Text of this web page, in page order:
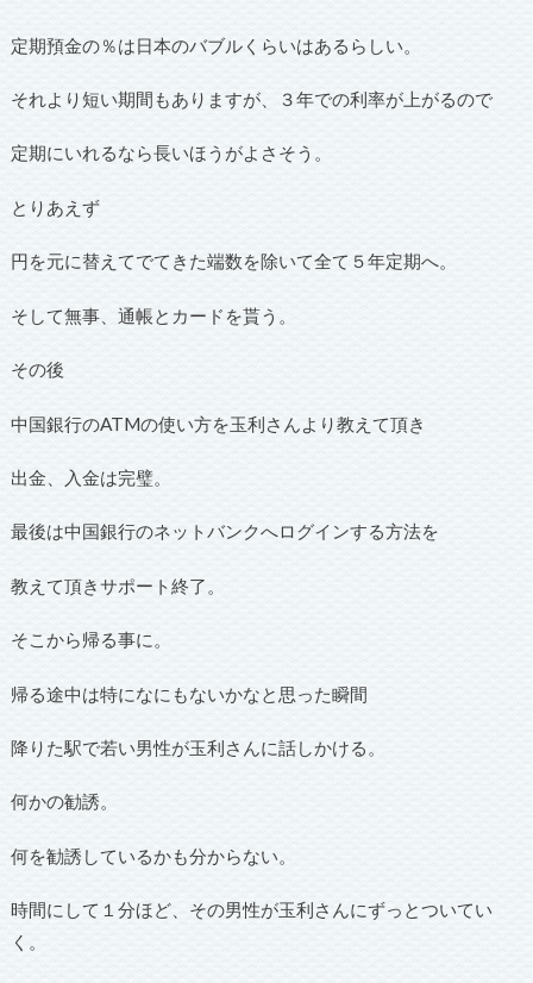
定期預金の％は日本のバブルくらいはあるらしい。
それより短い期間もありますが、３年での利率が上がるので
定期にいれるなら長いほうがよさそう。
とりあえず
円を元に替えてでてきた端数を除いて全て５年定期へ。
そして無事、通帳とカードを貰う。
その後
中国銀行のATMの使い方を玉利さんより教えて頂き
出金、入金は完璧。
最後は中国銀行のネットバンクへログインする方法を
教えて頂きサポート終了。
そこから帰る事に。
帰る途中は特になにもないかなと思った瞬間
降りた駅で若い男性が玉利さんに話しかける。
何かの勧誘。
何を勧誘しているかも分からない。
時間にして１分ほど、その男性が玉利さんにずっとついてい
く。